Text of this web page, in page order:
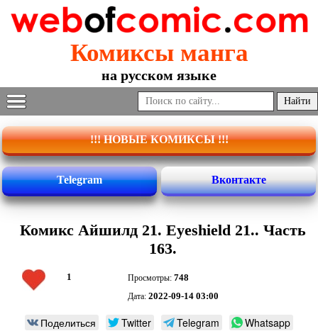
Комиксы манга
на русском языке
!!! НОВЫЕ КОМИКСЫ !!!
Telegram Вконтакте
Комикс Айшилд 21. Eyeshield 21.. Часть
163.
1 Просмотры: 748
Дата: 2022-09-14 03:00
Поделиться Twitter Telegram
Whatsapp